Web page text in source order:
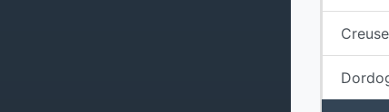
Creuse